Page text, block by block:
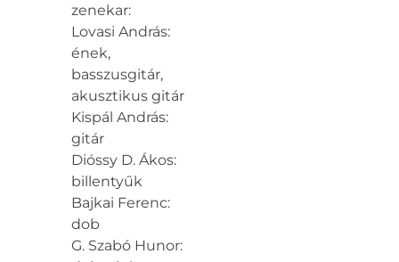
zenekar:
Lovasi András:
ének,
basszusgitár,
akusztikus gitár
Kispál András:
gitár
Dióssy D. Ákos:
billentyűk
Bajkai Ferenc:
dob
G. Szabó Hunor: